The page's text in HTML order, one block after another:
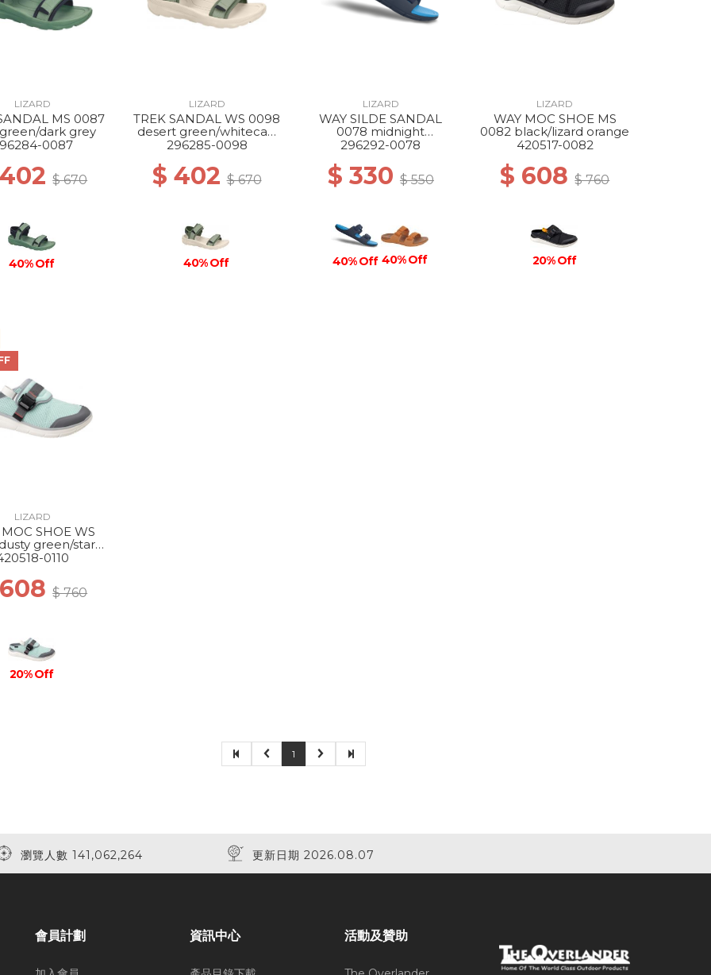
LIZARD
MS 0087
dark grey
0087
$ 670
40% Off
LIZARD
TREK SANDAL WS 0098
desert green/whitecap
grey
296285-0098
$ 402$ 670
40% Off
LIZARD
WAY SILDE SANDAL
0078 midnight
blue/atlantic blue
296292-0078
$ 330 $ 550
40% Off 40% Off
LIZARD
WAY MOC SHOE MS
0082 black/lizard orange
420517-0082
$ 608$ 760
20% Off
LIZARD
SHOE WS
green/star
white0110
$ 760
20% Off
1
瀏覽人數 141,062,264 更新日期 2026.08.07
會員計劃 資訊中心 活動及贊助